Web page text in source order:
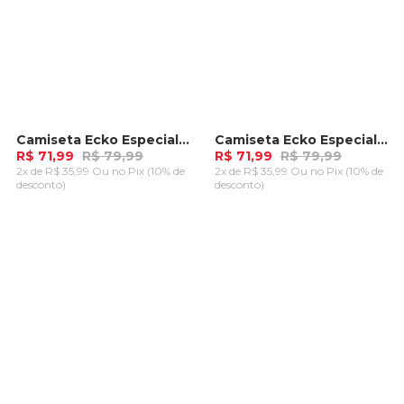
-10%Camiseta Ecko Especial Recortada Aruma Preta
R$ 71,99 R$ 79,99
2x de R$ 35,99 Ou no Pix (10% de
desconto)
-10%Camiseta Ecko Especial Recortada Aruma Branca
R$ 71,99 R$ 79,99
2x de R$ 35,99 Ou no Pix (10% de
desconto)